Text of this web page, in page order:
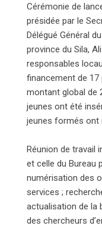
Cérémonie de
présidée par le
Délégué Général
province du Sila,
responsables
financement de
montant global de
jeunes ont été
jeunes formés ont
Réunion de travail
et celle du Bureau
numérisation des
services ;
actualisation de la
des chercheurs